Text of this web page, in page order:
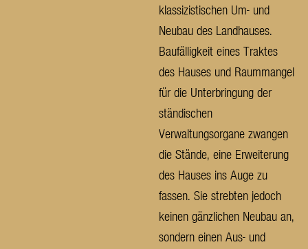
klassizistischen Um- und
Neubau des Landhauses.
Baufälligkeit eines Traktes
des Hauses und Raummangel
für die Unterbringung der
ständischen
Verwaltungsorgane zwangen
die Stände, eine Erweiterung
des Hauses ins Auge zu
fassen. Sie strebten jedoch
keinen gänzlichen Neubau an,
sondern einen Aus- und